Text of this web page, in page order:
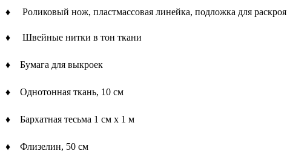
♦ Роликовый нож, пластмассовая линейка, подложка для раскроя
♦ Швейные нитки в тон ткани
♦ Бумага для выкроек
♦ Однотонная ткань, 10 см
♦ Бархатная тесьма 1 см х 1 м
♦ Флизелин, 50 см